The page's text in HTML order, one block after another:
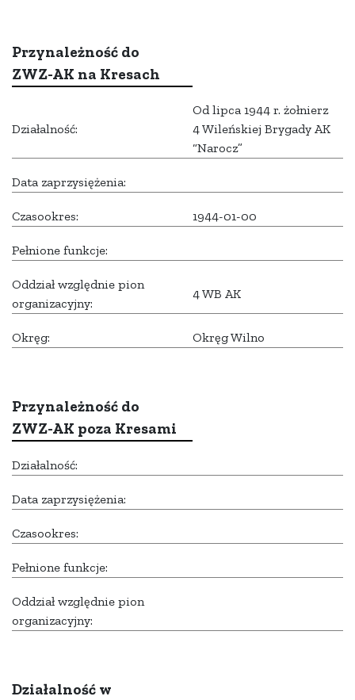
Przynależność do
ZWZ-AK na Kresach
Działalność:
Od lipca 1944 r. żołnierz
4 Wileńskiej Brygady AK
“Narocz”
Data zaprzysiężenia:
Czasookres: 1944-01-00
Pełnione funkcje:
Oddział względnie pion
organizacyjny:
4 WB AK
Okręg: Okręg Wilno
Przynależność do
ZWZ-AK poza Kresami
Działalność:
Data zaprzysiężenia:
Czasookres:
Pełnione funkcje:
Oddział względnie pion
organizacyjny:
Działalność w